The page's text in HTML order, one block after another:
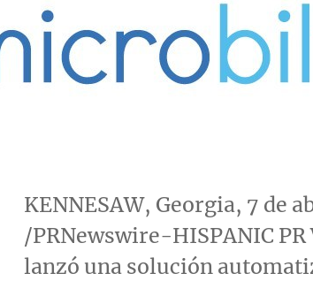
KENNESAW, Georgia, 7 de
/PRNewswire-HISPANIC
lanzó una solución